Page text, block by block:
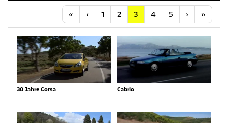
« Anfang
‹ Vorherige
1 2 3 4 5 ›Nächste
»
30 Jahre Corsa Cabrio